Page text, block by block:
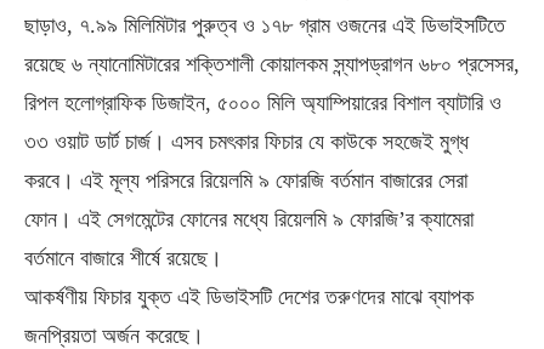
ছাড়াও, ৭.৯৯ মিলিমিটার পুরুত্ব ও ১৭৮ গ্রাম ওজনের এই ডিভাইসটিতে
রয়েছে ৬ ন্যানোমিটারের শক্তিশালী কোয়ালকম স্ন্যাপড্রাগন ৬৮০ প্রসেসর,
রিপল হলোগ্রাফিক ডিজাইন, ৫০০০ মিলি অ্যাম্পিয়ারের বিশাল ব্যাটারি ও
৩৩ ওয়াট ডার্ট চার্জ। এসব চমৎকার ফিচার যে কাউকে সহজেই মুগ্ধ
করবে। এই মূল্য পরিসরে রিয়েলমি ৯ ফোরজি বর্তমান বাজারের সেরা
ফোন। এই সেগমেন্টের ফোনের মধ্যে রিয়েলমি ৯ ফোরজি’র ক্যামেরা
বর্তমানে বাজারে শীর্ষে রয়েছে।
আকর্ষণীয় ফিচার যুক্ত এই ডিভাইসটি দেশের তরুণদের মাঝে ব্যাপক
জনপ্রিয়তা অর্জন করেছে।